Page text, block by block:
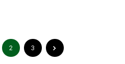
2 3